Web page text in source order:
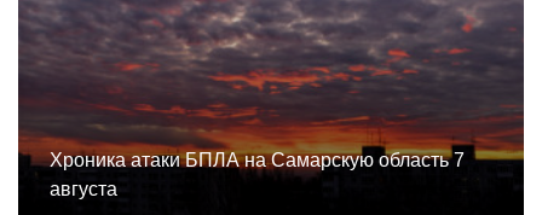
Хроника атаки БПЛА на Самарскую область 7
августа